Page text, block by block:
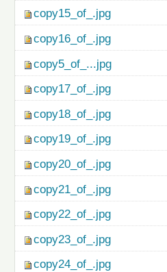
copy15_of_.jpg
copy16_of_.jpg
copy5_of_...jpg
copy17_of_.jpg
copy18_of_.jpg
copy19_of_.jpg
copy20_of_.jpg
copy21_of_.jpg
copy22_of_.jpg
copy23_of_.jpg
copy24_of_.jpg